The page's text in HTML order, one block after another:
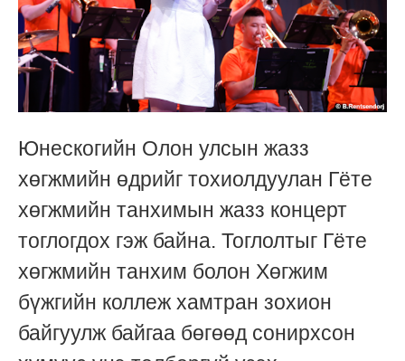
Юнескогийн Олон улсын жазз
хөгжмийн өдрийг тохиолдуулан Гёте
хөгжмийн танхимын жазз концерт
тоглогдох гэж байна. Тоглолтыг Гёте
хөгжмийн танхим болон Хөгжим
бүжгийн коллеж хамтран зохион
байгуулж байгаа бөгөөд сонирхсон